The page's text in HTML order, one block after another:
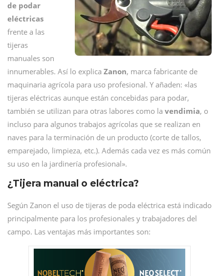
de podar
eléctricas
frente a las
tijeras
manuales son
innumerables. Así lo explica Zanon, marca fabricante de
maquinaria agrícola para uso profesional. Y añaden: «las
tijeras eléctricas aunque están concebidas para podar,
también se utilizan para otras labores como la vendimia, o
incluso para algunos trabajos agrícolas que se realizan en
naves para la terminación de un producto (corte de tallos,
emparejado, limpieza, etc.). Además cada vez es más común
su uso en la jardinería profesional».
¿Tijera manual o eléctrica?
Según Zanon el uso de tijeras de poda eléctrica está indicado
principalmente para los profesionales y trabajadores del
campo. Las ventajas más importantes son: